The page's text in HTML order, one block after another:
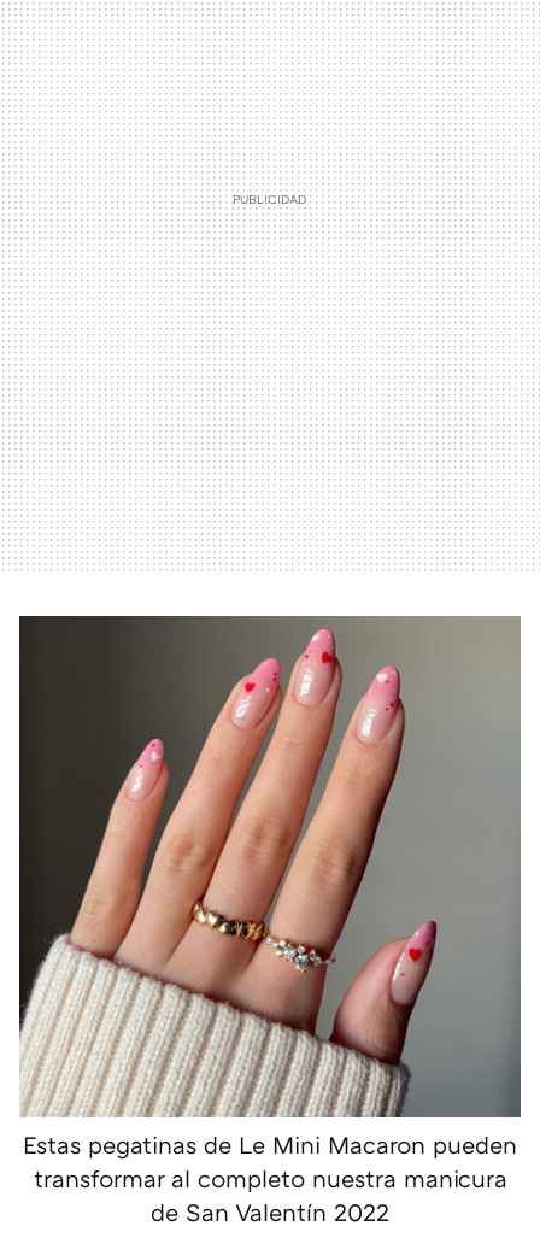
Estas pegatinas de Le Mini Macaron pueden
transformar al completo nuestra manicura
de San Valentín 2022